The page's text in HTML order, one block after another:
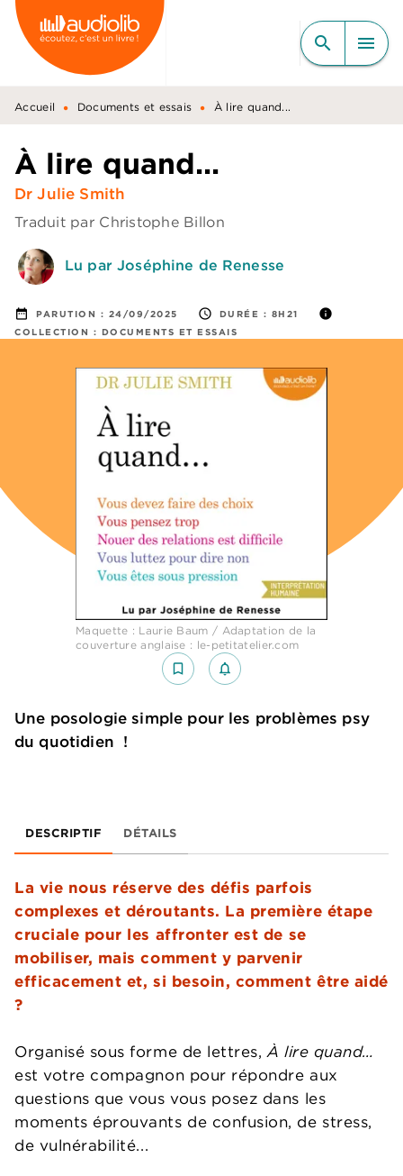
MENU RECHERCHE
CONTENU
PIED DE PAGE
search menu
Accueil • Documents et essais • À lire quand...
À lire quand...
Dr Julie Smith
Traduit par Christophe Billon
Lu par Joséphine de Renesse
date_range PARUTION : 24/09/2025 access_time DURÉE : 8H21 info
COLLECTION : DOCUMENTS ET ESSAIS
Maquette : Laurie Baum / Adaptation de la
couverture anglaise : le-petitatelier.com
bookmark_border notifications_none_outlined
Une posologie simple pour les problèmes psy
du quotidien !
DESCRIPTIF DÉTAILS
La vie nous réserve des défis parfois
complexes et déroutants. La première étape
cruciale pour les affronter est de se
mobiliser, mais comment y parvenir
efficacement et, si besoin, comment être aidé
?
Organisé sous forme de lettres,À lire quand…
est votre compagnon pour répondre aux
questions que vous vous posez dans les
moments éprouvants de confusion, de stress,
de vulnérabilité...